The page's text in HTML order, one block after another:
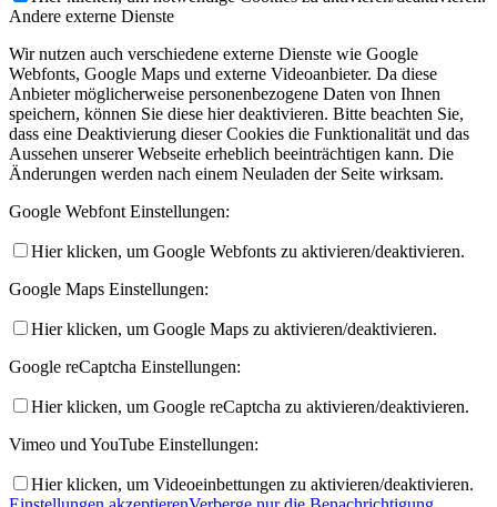
Andere externe Dienste
Wir nutzen auch verschiedene externe Dienste wie Google
Webfonts, Google Maps und externe Videoanbieter. Da diese
Anbieter möglicherweise personenbezogene Daten von Ihnen
speichern, können Sie diese hier deaktivieren. Bitte beachten Sie,
dass eine Deaktivierung dieser Cookies die Funktionalität und das
Aussehen unserer Webseite erheblich beeinträchtigen kann. Die
Änderungen werden nach einem Neuladen der Seite wirksam.
Google Webfont Einstellungen:
Hier klicken, um Google Webfonts zu aktivieren/deaktivieren.
Google Maps Einstellungen:
Hier klicken, um Google Maps zu aktivieren/deaktivieren.
Google reCaptcha Einstellungen:
Hier klicken, um Google reCaptcha zu aktivieren/deaktivieren.
Vimeo und YouTube Einstellungen:
Hier klicken, um Videoeinbettungen zu aktivieren/deaktivieren.